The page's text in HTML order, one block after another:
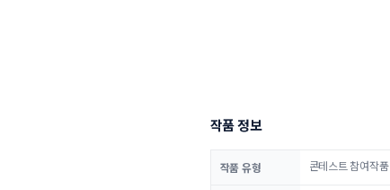
작품 정보
작품 유형 콘테스트 참여작품